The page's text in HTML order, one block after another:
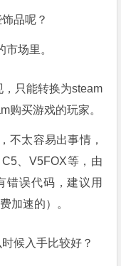
品呢？
场里。
只能转换为steam
购买游戏的玩家。
不太容易出事情，
、V5FOX等，由
错误代码，建议用
加速的）。
候入手比较好？